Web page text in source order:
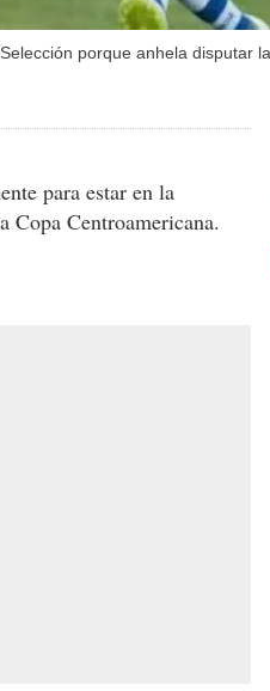
porque anhela disputar
para estar en la
Centroamericana.